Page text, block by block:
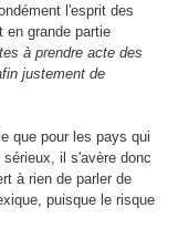
l'esprit des
en grande partie
à prendre acte des
justement de
que pour les pays qui
il s'avère donc
à rien de parler de
puisque le risque